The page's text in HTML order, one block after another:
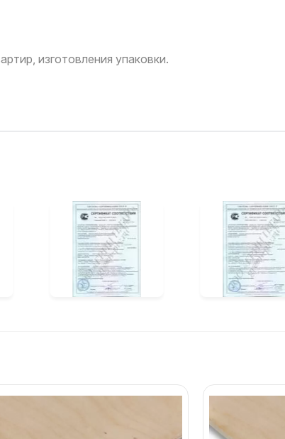
изготовления упаковки.